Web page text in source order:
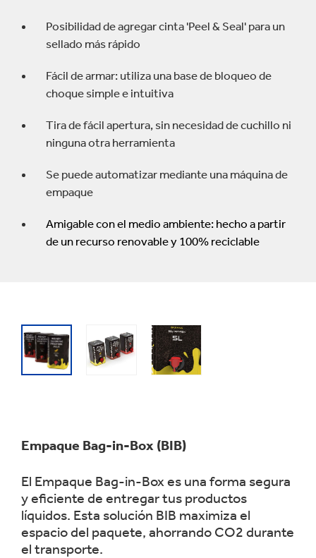
Posibilidad de agregar cinta 'Peel & Seal' para un
sellado más rápido
Fácil de armar: utiliza una base de bloqueo de
choque simple e intuitiva
Tira de fácil apertura, sin necesidad de cuchillo ni
ninguna otra herramienta
Se puede automatizar mediante una máquina de
empaque
Amigable con el medio ambiente: hecho a partir
de un recurso renovable y 100% reciclable
Empaque Bag-in-Box (BIB)
El Empaque Bag-in-Box es una forma segura
y eficiente de entregar tus productos
líquidos. Esta solución BIB maximiza el
espacio del paquete, ahorrando CO2 durante
el transporte.